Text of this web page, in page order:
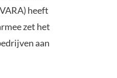
heeft
zet het
aan